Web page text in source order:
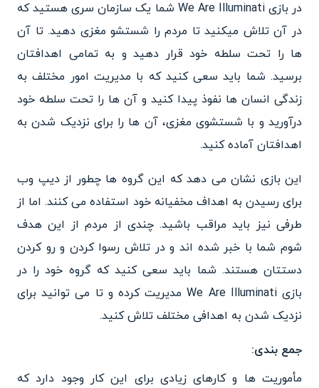
در بازی We Are Illuminati شما یک سازمان سری هستید که
در آن تلاش میکنید تا مردم را شستشو مغزی دهید. تا آن
ها را تحت سلطه خود قرار دهید و به تمامی اهدافتان
برسید. شما باید سعی کنید که با مدیریت امور مختلف به
زندگی انسان ها نفوذ پیدا کنید و آن ها را تحت سلطه خود
درآورید و با شستشوی مغزی، آن ها را برای نزدیک شدن به
اهدافتان آماده کنید.
این بازی نشان می دهد که این گروه ها چطور از دیپ وب
برای رسیدن به اهداف مخفیانه خود استفاده می کنند. اما از
طرفی نیز باید مراقب باشید. چندی از مردم از این هدف
شوم شما با خبر شده اند و در تلاش رسوا کردن و رو کردن
دستتان هستند. شما باید سعی کنید که گروه خود را در
بازی We Are Illuminati مدیریت کرده و تا می توانید برای
نزدیک شدن به اهدافی مختلف تلاش کنید.
جمع بندی:
مأموریت ها و کارهای زیادی برای این کار وجود دارد که